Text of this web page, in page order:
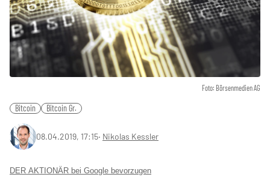
Foto: Börsenmedien AG
Bitcoin Bitcoin Gr.
08.04.2019, 17:15‧ Nikolas Kessler
DER AKTIONÄR bei Google bevorzugen